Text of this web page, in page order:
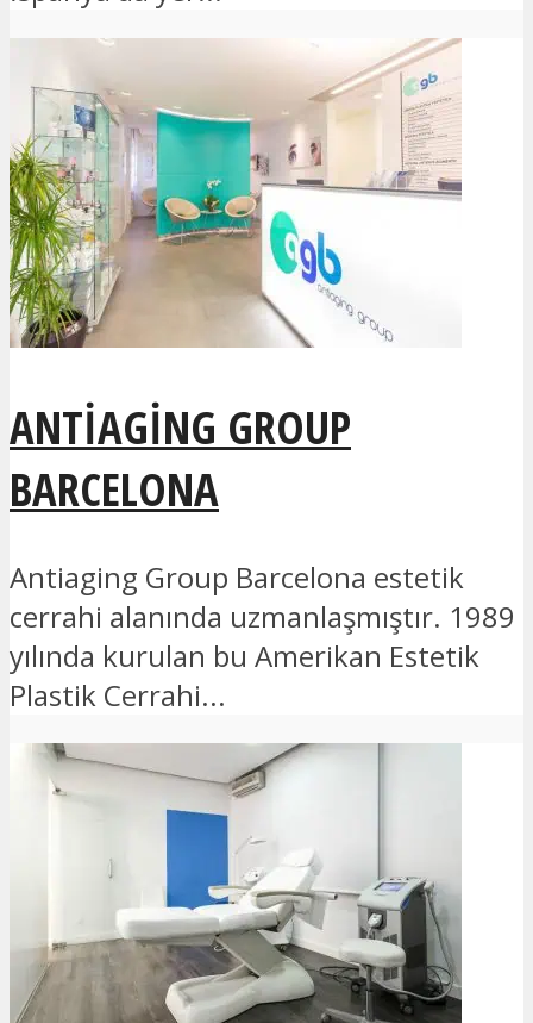
ANTIAGING GROUP
BARCELONA
Antiaging Group Barcelona estetik
cerrahi alanında uzmanlaşmıştır. 1989
yılında kurulan bu Amerikan Estetik
Plastik Cerrahi...